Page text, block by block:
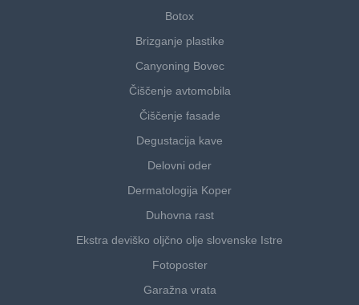
Botox
Brizganje plastike
Canyoning Bovec
Čiščenje avtomobila
Čiščenje fasade
Degustacija kave
Delovni oder
Dermatologija Koper
Duhovna rast
Ekstra deviško oljčno olje slovenske Istre
Fotoposter
Garažna vrata